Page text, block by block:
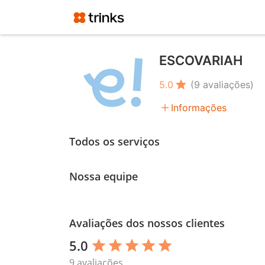
ESCOVARIAH
5.0 star (9 avaliações)
add Informações
Todos os serviços
Nossa equipe
Avaliações dos nossos clientes
5.0 star star star star star
9 avaliações